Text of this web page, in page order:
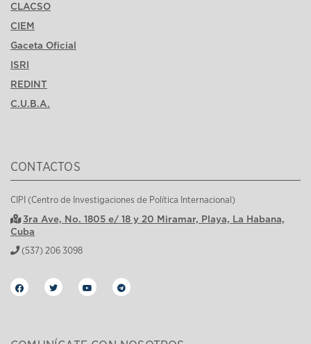
CLACSO
CIEM
Gaceta Oficial
ISRI
REDINT
C.U.B.A.
CONTACTOS
CIPI (Centro de Investigaciones de Política Internacional)
3ra Ave, No. 1805 e/ 18 y 20 Miramar, Playa, La Habana,
Cuba
(537) 206 3098